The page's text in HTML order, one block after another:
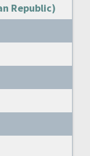
Republic)